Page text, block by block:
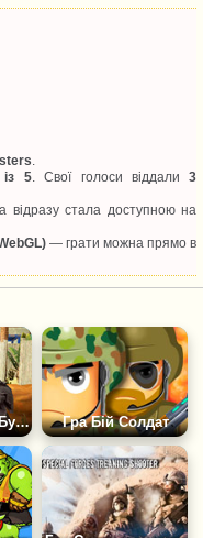
5. Свої голоси віддали3
відразу стала доступною на
— грати можна прямо в
Гра Солдати 2: Буря в Пустелі Гра Бій Солдат